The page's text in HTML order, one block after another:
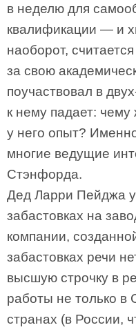
в неделю для
квалификации — и
наоборот,
за свою
поучаствовал в
к нему падает: чему
у него опыт?
многие ведущие
Стэнфорда.
Дед Ларри Пейджа
забастовках на
компании,
забастовках речи
высшую строчку в
работы не только в
странах (в России,